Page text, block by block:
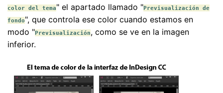
color del tema" el apartado llamado "Previsualización de
fondo", que controla ese color cuando estamos en
modo "Previsualización, como se ve en la imagen
inferior.